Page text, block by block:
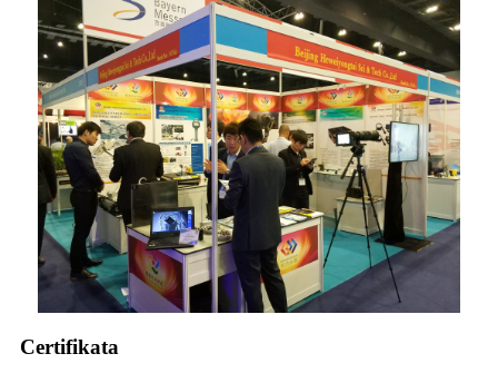
Certifikata